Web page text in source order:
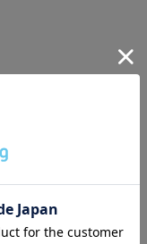
ついて
たグローバルブ
年の創業以来、幅